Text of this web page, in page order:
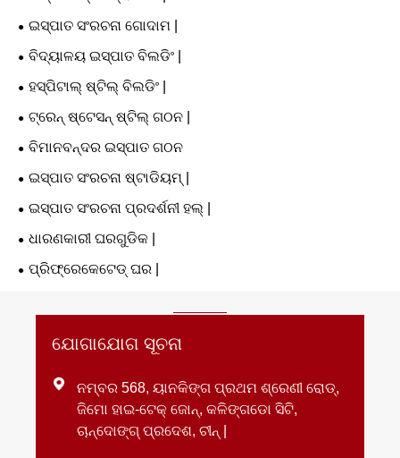
ଇସ୍ପାତ ସଂରଚନା ଗୋଦାମ |
ବିଦ୍ୟାଳୟ ଇସ୍ପାତ ବିଲଡିଂ |
ହସ୍ପିଟାଲ୍ ଷ୍ଟିଲ୍ ବିଲଡିଂ |
ଟ୍ରେନ୍ ଷ୍ଟେସନ୍ ଷ୍ଟିଲ୍ ଗଠନ |
ବିମାନବନ୍ଦର ଇସ୍ପାତ ଗଠନ
ଇସ୍ପାତ ସଂରଚନା ଷ୍ଟାଡିୟମ୍ |
ଇସ୍ପାତ ସଂରଚନା ପ୍ରଦର୍ଶନୀ ହଲ୍ |
ଧାରଣକାରୀ ଘରଗୁଡିକ |
ପ୍ରିଫ୍ରେକେଟେଡ୍ ଘର |
ଯୋଗାଯୋଗ ସୂଚନା

ନମ୍ବର 568, ୟାନକିଙ୍ଗ ପ୍ରଥମ ଶ୍ରେଣୀ ରୋଡ୍,
ଜିମୋ ହାଇ-ଟେକ୍ ଜୋନ୍, କଳିଙ୍ଗଡୋ ସିଟି,
ଚାନ୍ଦୋଙ୍ଗ୍ ପ୍ରଦେଶ, ଚୀନ୍ |